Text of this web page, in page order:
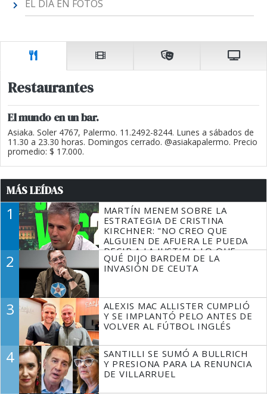
EL DIA EN FOTOS
Restaurantes
El mundo en un bar.
Asiaka. Soler 4767, Palermo. 11.2492-8244. Lunes a sábados de
11.30 a 23.30 horas. Domingos cerrado. @asiakapalermo. Precio
promedio: $ 17.000.
MÁS LEÍDAS
1
MARTÍN MENEM SOBRE LA
ESTRATEGIA DE CRISTINA
KIRCHNER: "NO CREO QUE
ALGUIEN DE AFUERA LE PUEDA
DECIR A LA JUSTICIA LO QUE
TIENE QUE HACER"
2
QUÉ DIJO BARDEM DE LA
INVASIÓN DE CEUTA
3
ALEXIS MAC ALLISTER CUMPLIÓ
Y SE IMPLANTÓ PELO ANTES DE
VOLVER AL FÚTBOL INGLÉS
4
SANTILLI SE SUMÓ A BULLRICH
Y PRESIONA PARA LA RENUNCIA
DE VILLARRUEL